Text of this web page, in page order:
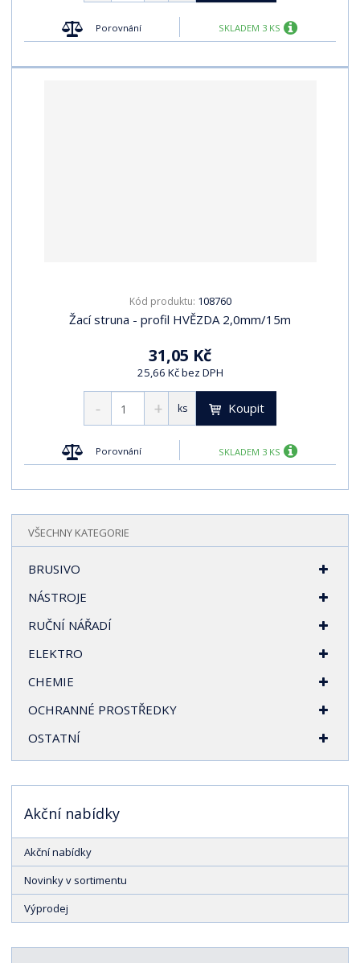
Porovnání SKLADEM 3 KS
Kód produktu: 108760
Žací struna - profil HVĚZDA 2,0mm/15m
31,05 Kč
25,66 Kč bez DPH
ks Koupit
Porovnání SKLADEM 3 KS
VŠECHNY KATEGORIE
BRUSIVO
NÁSTROJE
RUČNÍ NÁŘADÍ
ELEKTRO
CHEMIE
OCHRANNÉ PROSTŘEDKY
OSTATNÍ
Akční nabídky
Akční nabídky
Novinky v sortimentu
Výprodej